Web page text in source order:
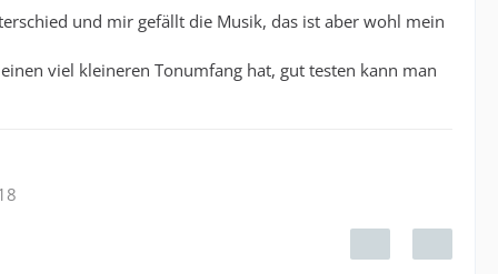
und mir gefällt die Musik, das ist aber wohl mein
viel kleineren Tonumfang hat, gut testen kann man